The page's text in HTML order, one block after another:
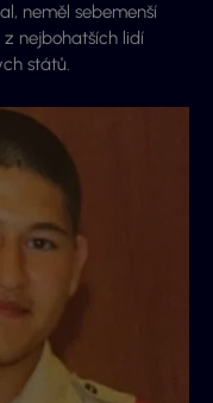
neměl sebemenší
z nejbohatších lidí
států.